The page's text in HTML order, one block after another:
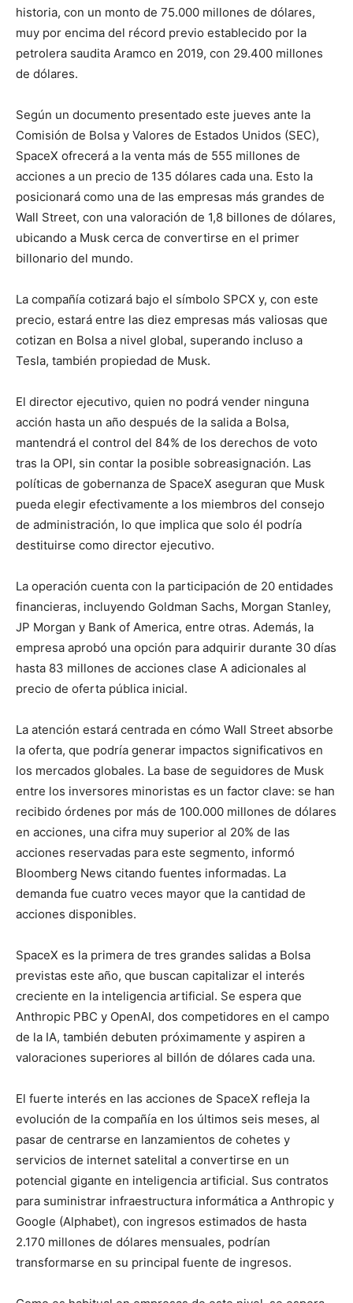
historia, con un monto de 75.000 millones de dólares,
muy por encima del récord previo establecido por la
petrolera saudita Aramco en 2019, con 29.400 millones
de dólares.
Según un documento presentado este jueves ante la
Comisión de Bolsa y Valores de Estados Unidos (SEC),
SpaceX ofrecerá a la venta más de 555 millones de
acciones a un precio de 135 dólares cada una. Esto la
posicionará como una de las empresas más grandes de
Wall Street, con una valoración de 1,8 billones de dólares,
ubicando a Musk cerca de convertirse en el primer
billonario del mundo.
La compañía cotizará bajo el símbolo SPCX y, con este
precio, estará entre las diez empresas más valiosas que
cotizan en Bolsa a nivel global, superando incluso a
Tesla, también propiedad de Musk.
El director ejecutivo, quien no podrá vender ninguna
acción hasta un año después de la salida a Bolsa,
mantendrá el control del 84% de los derechos de voto
tras la OPI, sin contar la posible sobreasignación. Las
políticas de gobernanza de SpaceX aseguran que Musk
pueda elegir efectivamente a los miembros del consejo
de administración, lo que implica que solo él podría
destituirse como director ejecutivo.
La operación cuenta con la participación de 20 entidades
financieras, incluyendo Goldman Sachs, Morgan Stanley,
JP Morgan y Bank of America, entre otras. Además, la
empresa aprobó una opción para adquirir durante 30 días
hasta 83 millones de acciones clase A adicionales al
precio de oferta pública inicial.
La atención estará centrada en cómo Wall Street absorbe
la oferta, que podría generar impactos significativos en
los mercados globales. La base de seguidores de Musk
entre los inversores minoristas es un factor clave: se han
recibido órdenes por más de 100.000 millones de dólares
en acciones, una cifra muy superior al 20% de las
acciones reservadas para este segmento, informó
Bloomberg News citando fuentes informadas. La
demanda fue cuatro veces mayor que la cantidad de
acciones disponibles.
SpaceX es la primera de tres grandes salidas a Bolsa
previstas este año, que buscan capitalizar el interés
creciente en la inteligencia artificial. Se espera que
Anthropic PBC y OpenAI, dos competidores en el campo
de la IA, también debuten próximamente y aspiren a
valoraciones superiores al billón de dólares cada una.
El fuerte interés en las acciones de SpaceX refleja la
evolución de la compañía en los últimos seis meses, al
pasar de centrarse en lanzamientos de cohetes y
servicios de internet satelital a convertirse en un
potencial gigante en inteligencia artificial. Sus contratos
para suministrar infraestructura informática a Anthropic y
Google (Alphabet), con ingresos estimados de hasta
2.170 millones de dólares mensuales, podrían
transformarse en su principal fuente de ingresos.